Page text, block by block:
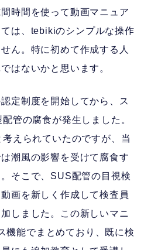
時間を使って動画マニュア
は、tebikiのシンプルな操作
ん。特に初めて作成する人
はないかと思います。
定制度を開始してから、ス
管の腐食が発生しました。
えられていたのですが、当
潮風の影響を受けて腐食す
そこで、SUS配管の目視検
画を新しく作成して検査員
しました。この新しいマニ
機能でまとめており、既に検